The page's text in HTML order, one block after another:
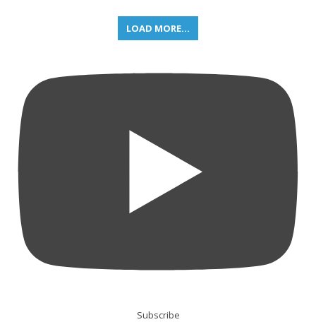
LOAD MORE...
Subscribe